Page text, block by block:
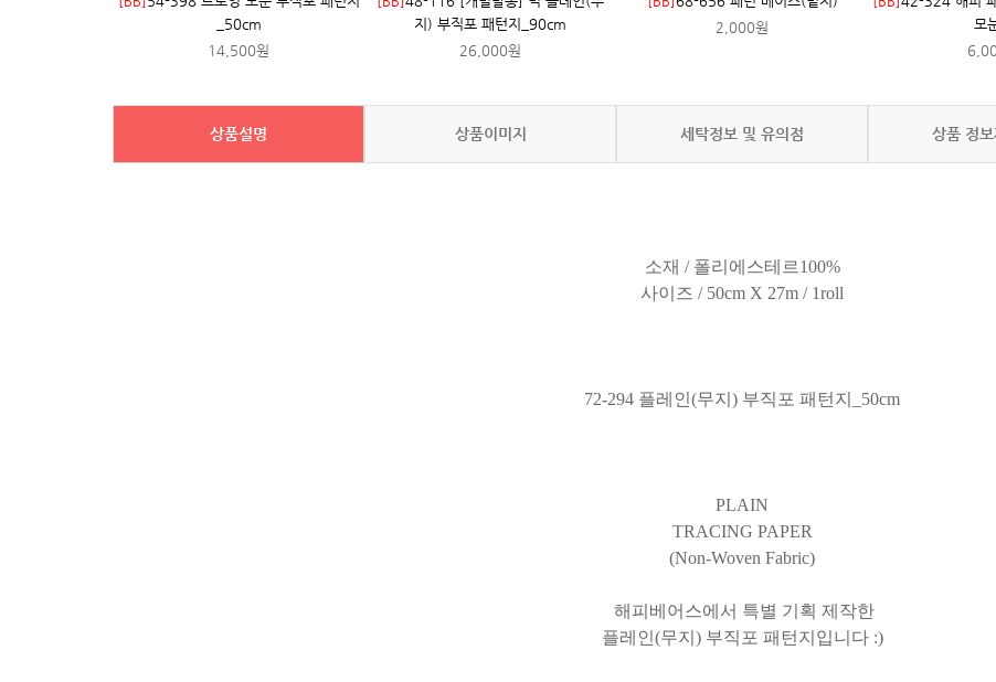
_50cm
14,500원
지) 부직포 패턴지_90cm
26,000원
2,000원
모
상품설명 상품이미지 세탁정보 및 유의점 상품 정보
소재 / 폴리에스테르100%
사이즈 / 50cm X 27m / 1roll
72-294 플레인(무지) 부직포 패턴지_50cm
PLAIN
TRACING PAPER
(Non-Woven Fabric)
해피베어스에서 특별 기획 제작한
플레인(무지) 부직포 패턴지입니다 :)